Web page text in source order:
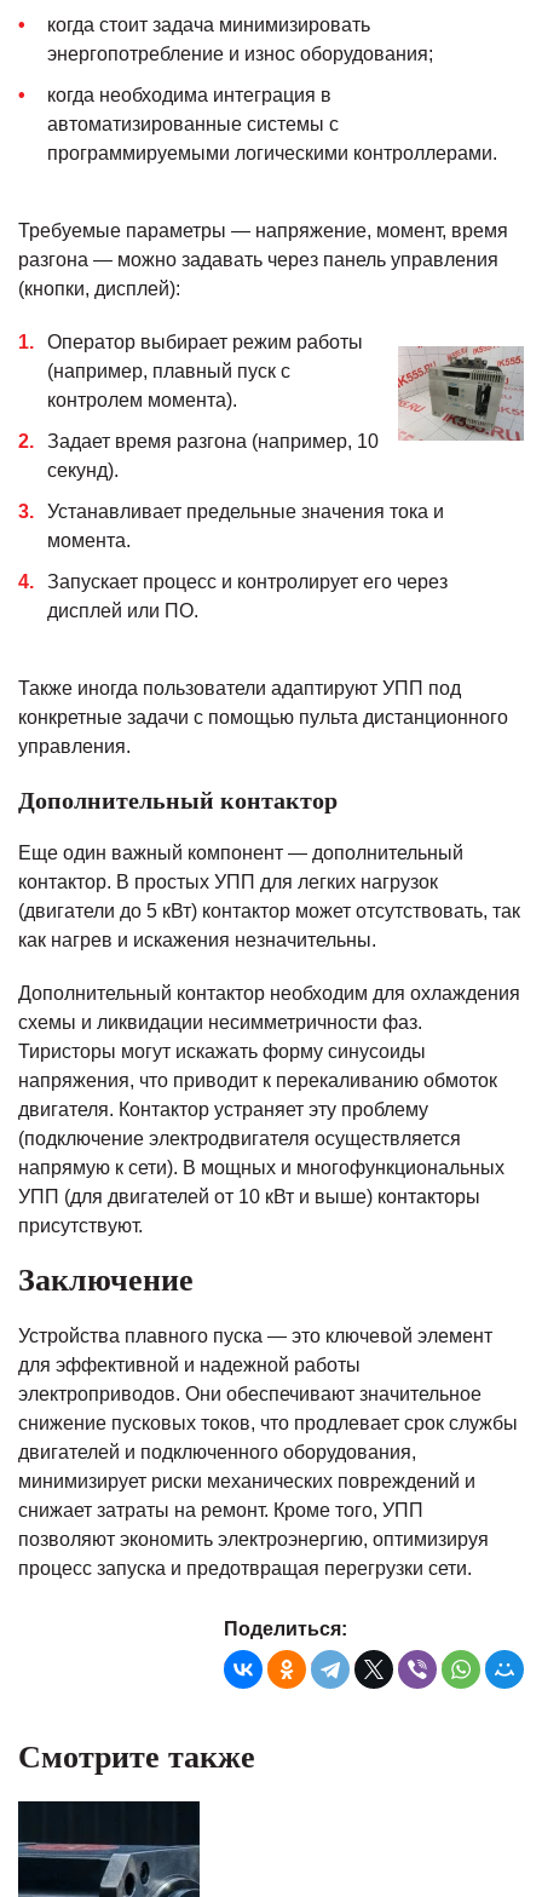
когда стоит задача минимизировать
энергопотребление и износ оборудования;
когда необходима интеграция в
автоматизированные системы с
программируемыми логическими контроллерами.
Требуемые параметры — напряжение, момент, время
разгона — можно задавать через панель управления
(кнопки, дисплей):
Оператор выбирает режим работы
(например, плавный пуск с
контролем момента).
Задает время разгона (например, 10
секунд).
Устанавливает предельные значения тока и
момента.
Запускает процесс и контролирует его через
дисплей или ПО.
Также иногда пользователи адаптируют УПП под
конкретные задачи с помощью пульта дистанционного
управления.
Дополнительный контактор
Еще один важный компонент — дополнительный
контактор. В простых УПП для легких нагрузок
(двигатели до 5 кВт) контактор может отсутствовать, так
как нагрев и искажения незначительны.
Дополнительный контактор необходим для охлаждения
схемы и ликвидации несимметричности фаз.
Тиристоры могут искажать форму синусоиды
напряжения, что приводит к перекаливанию обмоток
двигателя. Контактор устраняет эту проблему
(подключение электродвигателя осуществляется
напрямую к сети). В мощных и многофункциональных
УПП (для двигателей от 10 кВт и выше) контакторы
присутствуют.
Заключение
Устройства плавного пуска — это ключевой элемент
для эффективной и надежной работы
электроприводов. Они обеспечивают значительное
снижение пусковых токов, что продлевает срок службы
двигателей и подключенного оборудования,
минимизирует риски механических повреждений и
снижает затраты на ремонт. Кроме того, УПП
позволяют экономить электроэнергию, оптимизируя
процесс запуска и предотвращая перегрузки сети.
Поделиться:
Смотрите также